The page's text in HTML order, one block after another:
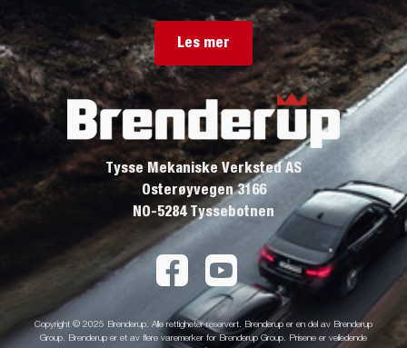
Les mer
Tysse Mekaniske Verksted AS
Osterøyvegen 3166
NO-5284 Tyssebotnen
Copyright © 2025 Brenderup. Alle rettigheter reservert. Brenderup er en del av Brenderup
Group. Brenderup er et av flere varemerker for Brenderup Group. Prisene er veiledende